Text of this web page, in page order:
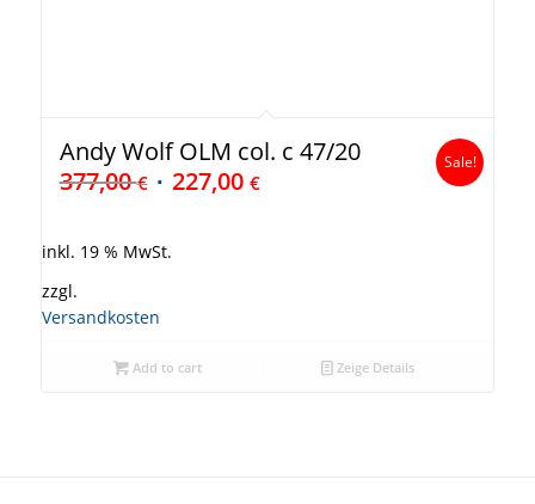
Andy Wolf OLM col. c 47/20
377,00€ 227,00 €
Sale!
inkl. 19 % MwSt.
zzgl.
Versandkosten
Add to cart Zeige Details